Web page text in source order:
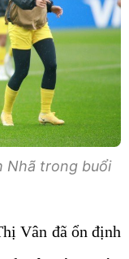
Nhã trong buổi
Vân đã ổn định